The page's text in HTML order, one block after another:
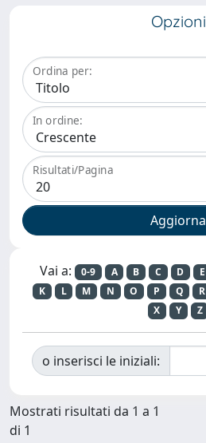
Opzioni
Ordina per:
In ordine:
Risultati/Pagina
Vai a: 0-9 A B C D E
K
L M N O P Q R
X
Y Z
o inserisci le iniziali:
Mostrati risultati da 1 a 1
di 1